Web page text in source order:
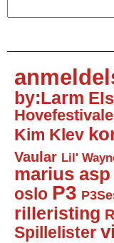
by:Larm
Kim Klev
Vaular Lil'
marius asp
oslo P3
rilleristing
Spillelister